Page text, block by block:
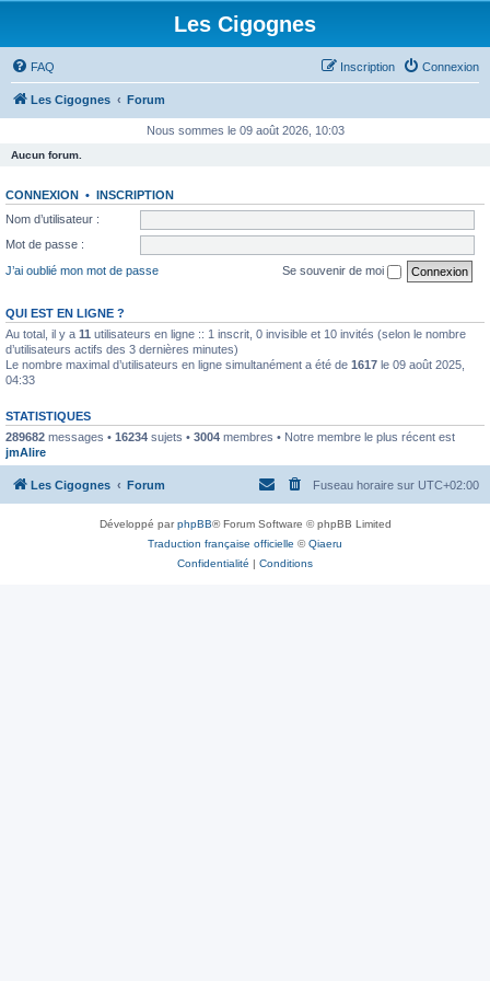
Les Cigognes
FAQ Connexion
Inscription
Les Cigognes Forum
Nous sommes le 09 août 2026, 10:03
Aucun forum.
CONNEXION • INSCRIPTION
Nom d’utilisateur :
Mot de passe :
J’ai oublié mon mot de passe
Se souvenir de moi
QUI EST EN LIGNE ?
Au total, il y a 11 utilisateurs en ligne :: 1 inscrit, 0 invisible et 10 invités (selon le nombre
d’utilisateurs actifs des 3 dernières minutes)
Le nombre maximal d’utilisateurs en ligne simultanément a été de 1617 le 09 août 2025,
04:33
STATISTIQUES
289682 messages • 16234 sujets • 3004 membres • Notre membre le plus récent est
jmAlire
Les Cigognes Forum Fuseau horaire sur UTC+02:00
Développé parphpBB® Forum Software © phpBB Limited
Traduction française officielle ©Qiaeru
Confidentialité | Conditions